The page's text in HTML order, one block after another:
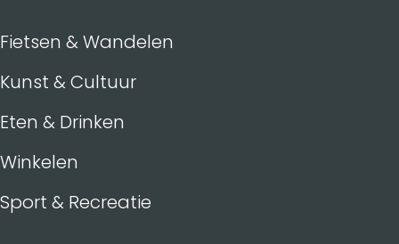
Fietsen & Wandelen
Kunst & Cultuur
Eten & Drinken
Winkelen
Sport & Recreatie